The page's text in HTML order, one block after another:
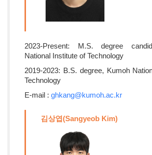
2023-Present: M.S. degree
National Institute of Technology
2019-2023: B.S. degree, Kumoh
Technology
E-mail : ghkang@kumoh.ac.kr
김상엽(Sangyeob Kim)